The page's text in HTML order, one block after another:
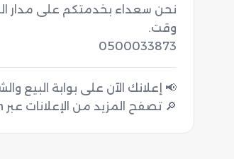
0500033873
🔎 تصفح المزيد من الإعلانات عبر sellbuygate.com